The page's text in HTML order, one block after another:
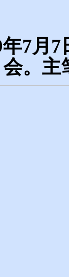
7月7
会。主